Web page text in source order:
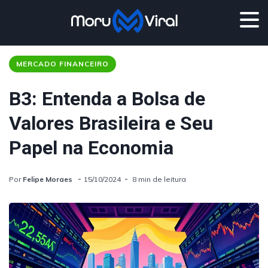
MERCADO FINANCEIRO
B3: Entenda a Bolsa de
Valores Brasileira e Seu
Papel na Economia
Por Felipe Moraes 15/10/2024 8 min de leitura